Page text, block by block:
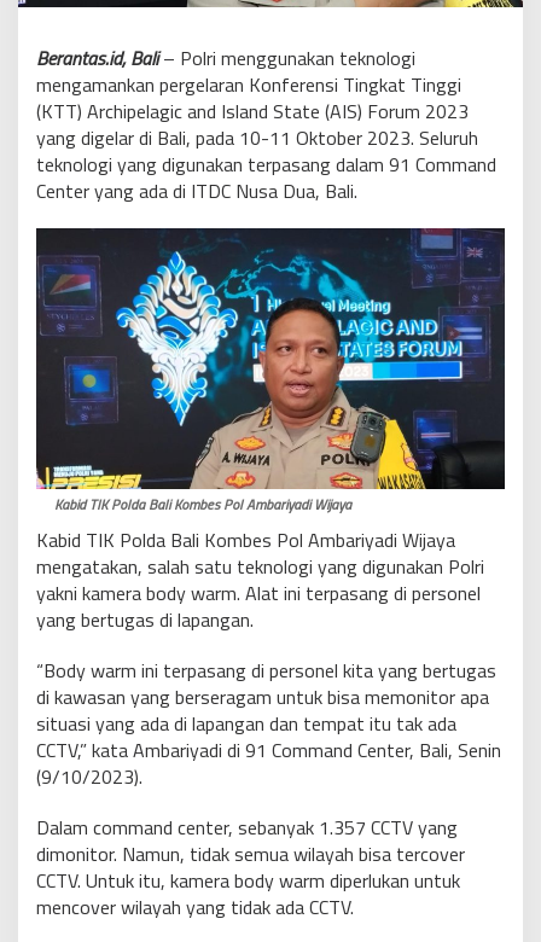
Berantas.id, Bali – Polri menggunakan teknologi
mengamankan pergelaran Konferensi Tingkat Tinggi
(KTT) Archipelagic and Island State (AIS) Forum 2023
yang digelar di Bali, pada 10-11 Oktober 2023. Seluruh
teknologi yang digunakan terpasang dalam 91 Command
Center yang ada di ITDC Nusa Dua, Bali.
Kabid TIK Polda Bali Kombes Pol Ambariyadi Wijaya
Kabid TIK Polda Bali Kombes Pol Ambariyadi Wijaya
mengatakan, salah satu teknologi yang digunakan Polri
yakni kamera body warm. Alat ini terpasang di personel
yang bertugas di lapangan.
“Body warm ini terpasang di personel kita yang bertugas
di kawasan yang berseragam untuk bisa memonitor apa
situasi yang ada di lapangan dan tempat itu tak ada
CCTV,” kata Ambariyadi di 91 Command Center, Bali, Senin
(9/10/2023).
Dalam command center, sebanyak 1.357 CCTV yang
dimonitor. Namun, tidak semua wilayah bisa tercover
CCTV. Untuk itu, kamera body warm diperlukan untuk
mencover wilayah yang tidak ada CCTV.